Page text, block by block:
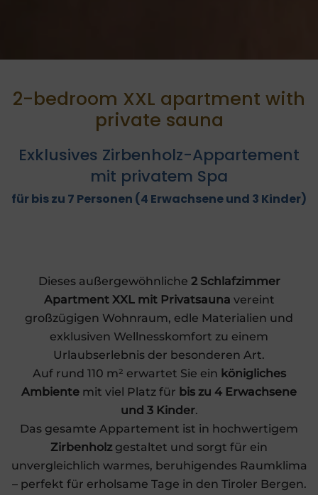
2-bedroom XXL apartment with
private sauna
Exklusives Zirbenholz-Appartement
mit privatem Spa
für bis zu 7 Personen (4 Erwachsene und 3 Kinder)
Dieses außergewöhnliche 2 Schlafzimmer
Apartment XXL mit Privatsauna vereint
großzügigen Wohnraum, edle Materialien und
exklusiven Wellnesskomfort zu einem
Urlaubserlebnis der besonderen Art.
Auf rund 110 m² erwartet Sie ein königliches
Ambiente mit viel Platz für bis zu 4 Erwachsene
und 3 Kinder.
Das gesamte Appartement ist in hochwertigem
Zirbenholz gestaltet und sorgt für ein
unvergleichlich warmes, beruhigendes Raumklima
– perfekt für erholsame Tage in den Tiroler Bergen.